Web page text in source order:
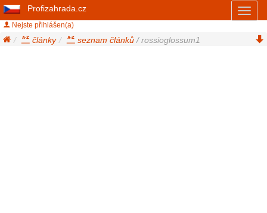
Profizahrada.cz
Nejste přihlášen(a)
články seznam článků / rossioglossum1